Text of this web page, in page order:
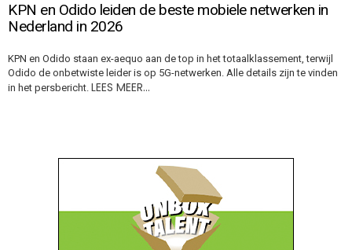
KPN en Odido leiden de beste mobiele netwerken in
Nederland in 2026
KPN en Odido staan ex-aequo aan de top in het totaalklassement, terwijl
Odido de onbetwiste leider is op 5G-netwerken. Alle details zijn te vinden
in het persbericht. LEES MEER…